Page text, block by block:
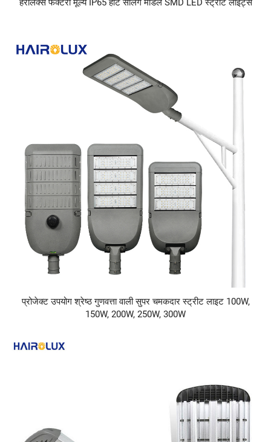
हैरोलक्स फैक्टरी मूल्य IP65 हॉट सेलिंग मॉडल SMD LED स्ट्रीट लाइट्स
प्रोजेक्ट उपयोग श्रेष्ठ गुणवत्ता वाली सुपर चमकदार स्ट्रीट लाइट 100W,
150W, 200W, 250W, 300W